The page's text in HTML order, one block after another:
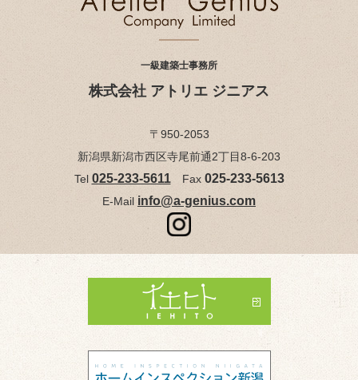
一級建築士事務所
株式会社 アトリエ ジニアス
〒950-2053
新潟県新潟市西区寺尾前通2丁目8-6-203
Tel 025-233-5611Fax 025-233-5613
E-Mail info@a-genius.com